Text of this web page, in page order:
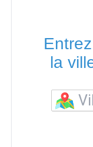
la